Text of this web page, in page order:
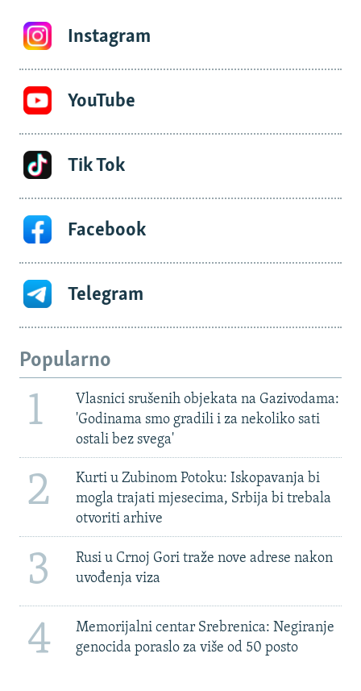
Instagram
YouTube
Tik Tok
Facebook
Telegram
Popularno
1
Vlasnici srušenih objekata na Gazivodama:
'Godinama smo gradili i za nekoliko sati
ostali bez svega'
2
Kurti u Zubinom Potoku: Iskopavanja bi
mogla trajati mjesecima, Srbija bi trebala
otvoriti arhive
3
Rusi u Crnoj Gori traže nove adrese nakon
uvođenja viza
4
Memorijalni centar Srebrenica: Negiranje
genocida poraslo za više od 50 posto